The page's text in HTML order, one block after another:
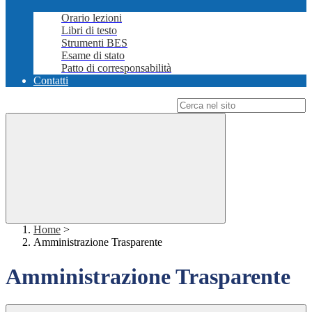
Orario lezioni
Libri di testo
Strumenti BES
Esame di stato
Patto di corresponsabilità
Contatti
Home >
Amministrazione Trasparente
Amministrazione Trasparente